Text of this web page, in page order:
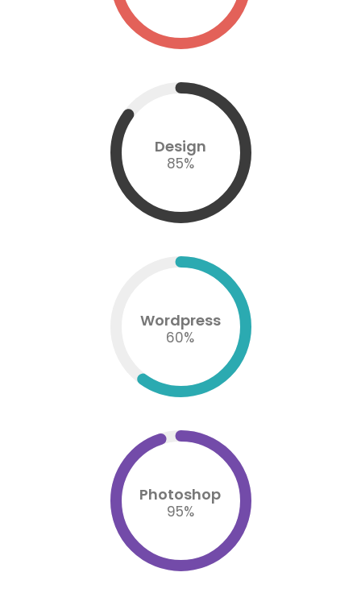
Design
85%
Wordpress
60%
Photoshop
95%